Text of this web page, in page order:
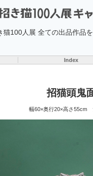
猫100人展 全ての出品作品
Index
招猫頭鬼
幅60×奥行20×高さ55cm